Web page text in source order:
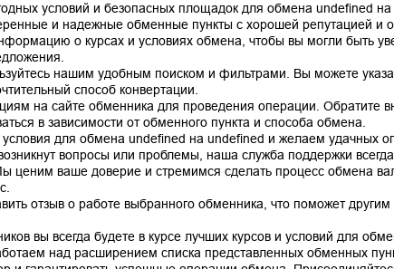
условий и безопасных площадок для обмена undefined на
и надежные обменные пункты с хорошей репутацией и
о курсах и условиях обмена, чтобы вы могли быть
нашим удобным поиском и фильтрами. Вы можете
способ конвертации.
на сайте обменника для проведения операции. Обратите
в зависимости от обменного пункта и способа обмена.
для обмена undefined на undefined и желаем удачных
вопросы или проблемы, наша служба поддержки
ценим ваше доверие и стремимся сделать процесс обмена
отзыв о работе выбранного обменника, что поможет другим
вы всегда будете в курсе лучших курсов и условий для
над расширением списка представленных обменных